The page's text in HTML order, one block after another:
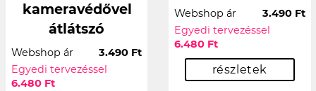
kameravédővel
átlátszó
Webshop ár
3.490 Ft
Egyedi tervezéssel
6.480 Ft
Webshop ár
3.490 Ft
Egyedi tervezéssel
6.480 Ft
részletek